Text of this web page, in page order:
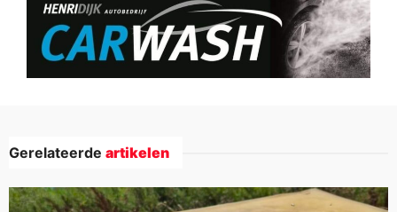
Gerelateerde artikelen